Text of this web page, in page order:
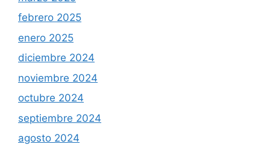
febrero 2025
enero 2025
diciembre 2024
noviembre 2024
octubre 2024
septiembre 2024
agosto 2024